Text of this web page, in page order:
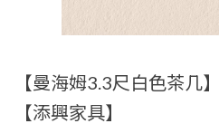
【曼海姆3.3尺白色茶几
【添興家具】